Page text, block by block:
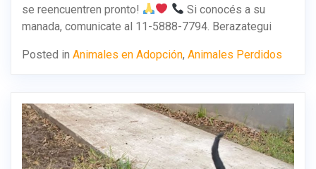
se reencuentren pronto!
Si conocés a su
manada, comunicate al 11-5888-7794. Berazategui
Posted in Animales en Adopción, Animales Perdidos